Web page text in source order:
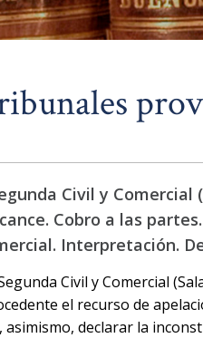
Civil y
Cobro a las
Interpretación.
Civil y Comercial
el recurso de
asimismo, declarar la